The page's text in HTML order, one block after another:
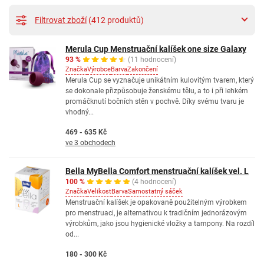
Merula Cup Menstruační kalíšek one size Galaxy
93 % (11 hodnocení)
ZnačkaVýrobceBarvaZakončení
Merula Cup se vyznačuje unikátním kulovitým tvarem, který
se dokonale přizpůsobuje ženskému tělu, a to i při lehkém
promáčknutí bočních stěn v pochvě. Díky svému tvaru je
vhodný...
469 - 635 Kč
ve 3 obchodech
Bella MyBella Comfort menstruační kalíšek vel. L
100 % (4 hodnocení)
ZnačkaVelikostBarvaSamostatný sáček
Menstruační kalíšek je opakovaně použitelným výrobkem
pro menstruaci, je alternativou k tradičním jednorázovým
výrobkům, jako jsou hygienické vložky a tampony. Na rozdíl
od...
180 - 300 Kč
Filtrovat zboží (412 produktů)